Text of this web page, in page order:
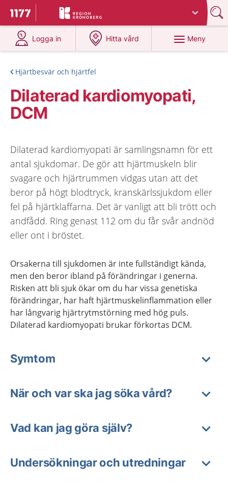
Till startsidan för 1177
Du har valt region
Logga in
på 1177.se
Hitta vård
på 1177.se
Meny
Hjärtbesvär och hjärtfel
Dilaterad kardiomyopati,
DCM
Dilaterad kardiomyopati är samlingsnamn för ett
antal sjukdomar. De gör att hjärtmuskeln blir
svagare och hjärtrummen vidgas utan att det
beror på högt blodtryck, kranskärlssjukdom eller
fel på hjärtklaffarna. Det är vanligt att bli trött och
andfådd. Ring genast 112 om du får svår andnöd
eller ont i bröstet.
Orsakerna till sjukdomen är inte fullständigt kända,
men den beror ibland på förändringar i generna.
Risken att bli sjuk ökar om du har vissa genetiska
förändringar, har haft hjärtmuskelinflammation eller
har långvarig hjärtrytmstörning med hög puls.
Dilaterad kardiomyopati brukar förkortas DCM.
Symtom
När och var ska jag söka vård?
Vad kan jag göra själv?
Undersökningar och utredningar